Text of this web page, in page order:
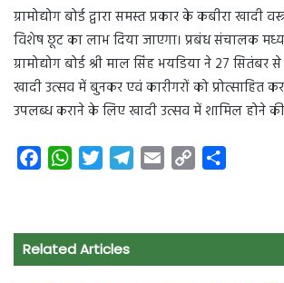
ग्रामोद्योग बोर्ड द्वारा समस्त प्रकार के कबीरा खादी
विशेष छूट का लाभ दिया जाएगा। प्रबंध संचालक
ग्रामोद्योग बोर्ड श्री माल सिंह भयडिया ने 27 सितंबर
खादी उत्सव में बुनकर एवं कारीगरों को प्रोत्साहित
उपलब्ध कराने के लिए खादी उत्सव में शामिल होने
e
b
W
t
s
t
t
e
i
y
r
Related Articles